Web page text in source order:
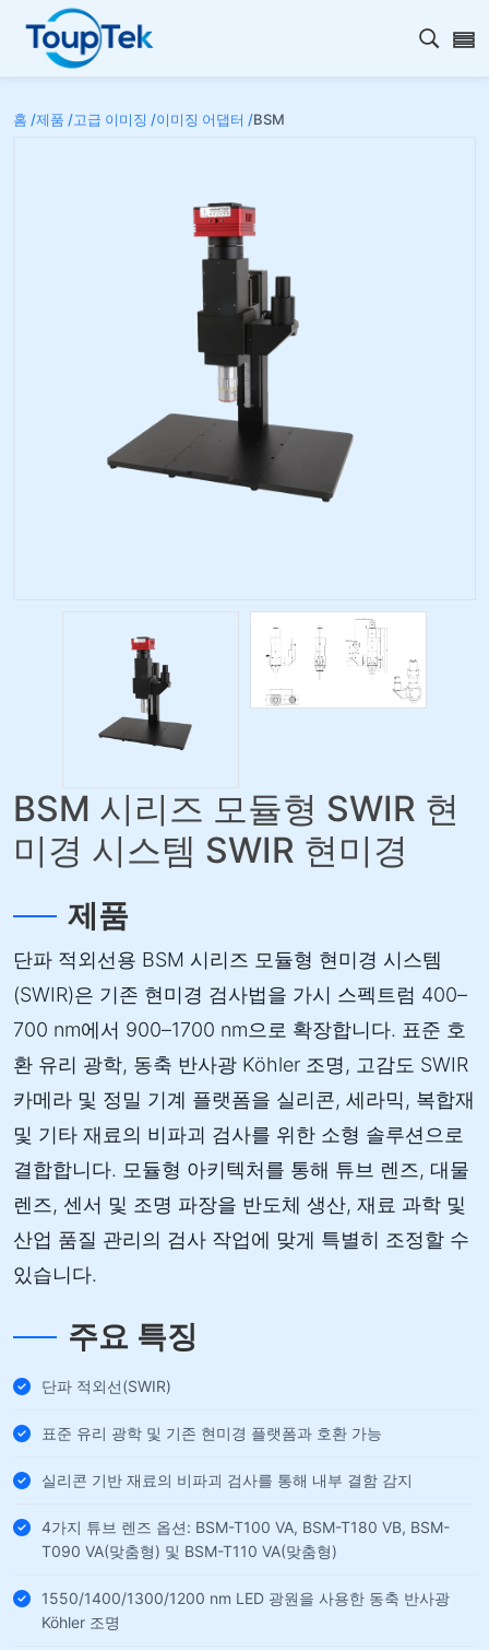
검색
홈 /제품 /고급 이미징 /이미징 어댑터 /BSM
BSM 시리즈 모듈형 SWIR 현
미경 시스템 SWIR 현미경
제품
단파 적외선용 BSM 시리즈 모듈형 현미경 시스템
(SWIR)은 기존 현미경 검사법을 가시 스펙트럼 400–
700 nm에서 900–1700 nm으로 확장합니다. 표준 호
환 유리 광학, 동축 반사광 Köhler 조명, 고감도 SWIR
카메라 및 정밀 기계 플랫폼을 실리콘, 세라믹, 복합재
및 기타 재료의 비파괴 검사를 위한 소형 솔루션으로
결합합니다. 모듈형 아키텍처를 통해 튜브 렌즈, 대물
렌즈, 센서 및 조명 파장을 반도체 생산, 재료 과학 및
산업 품질 관리의 검사 작업에 맞게 특별히 조정할 수
있습니다.
주요 특징
단파 적외선(SWIR)
표준 유리 광학 및 기존 현미경 플랫폼과 호환 가능
실리콘 기반 재료의 비파괴 검사를 통해 내부 결함 감지
4가지 튜브 렌즈 옵션: BSM-T100 VA, BSM-T180 VB, BSM-
T090 VA(맞춤형) 및 BSM-T110 VA(맞춤형)
1550/1400/1300/1200 nm LED 광원을 사용한 동축 반사광
Köhler 조명